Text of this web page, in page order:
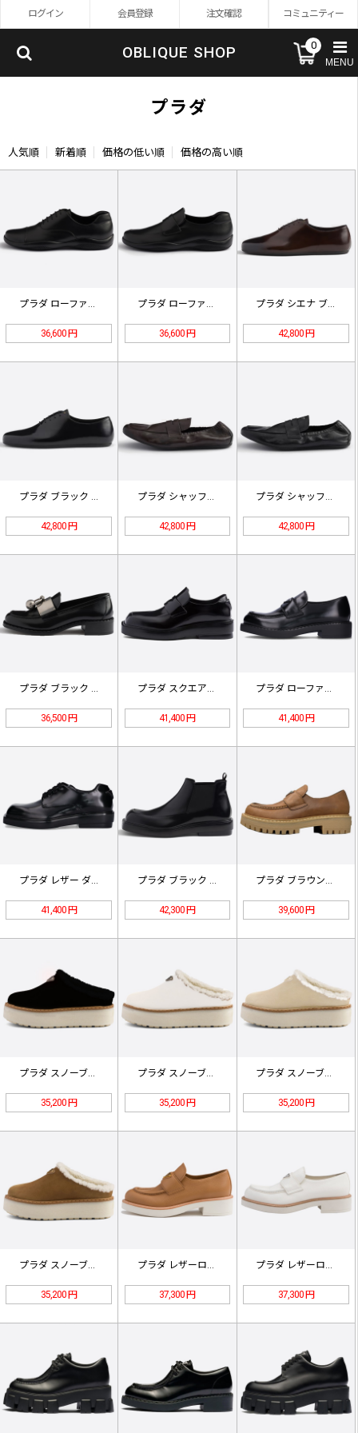
ログイン 会員登録 注文確認 コミュニティー
OBLIQUE SHOP 0
MENU
プラダ
人気順 新着順 価格の低い順 価格の高い順
プラダ ローファー 4E0770_0…
36,600 円
プラダ ローファー 4D3612_0…
36,600 円
プラダ シエナ ブラッシュドレザー …
42,800 円
42,800 円 42,800 円 42,800 円
プラダ ブラック ブラッシュドレザー…
36,500 円
プラダ スクエアトゥ レザーローファ…
41,400 円
プラダ ローファー ブラック ブラッ…
41,400 円
プラダ レザー ダービーシューズ レ…
41,400 円
プラダ ブラック ブラッシュドレザー…
42,300 円
プラダ ブラウンレザーローファー
39,600 円
プラダ スノーブーツ ブラック
35,200 円
プラダ スノーブーツ ホワイト
35,200 円 35,200 円
プラダ スノーブーツ ダークブラウン
35,200 円
プラダ レザーローファー 1D442…
37,300 円
プラダ レザーローファー 2DE14…
37,300 円